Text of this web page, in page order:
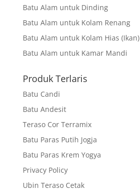
Batu Alam untuk Dinding
Batu Alam untuk Kolam Renang
Batu Alam untuk Kolam Hias (Ikan)
Batu Alam untuk Kamar Mandi
Produk Terlaris
Batu Candi
Batu Andesit
Teraso Cor Terramix
Batu Paras Putih Jogja
Batu Paras Krem Yogya
Privacy Policy
Ubin Teraso Cetak